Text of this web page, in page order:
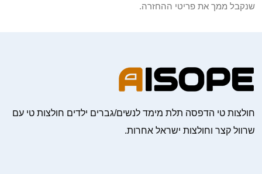
שנקבל ממך את פריטי ההחזרה.
חולצות טי הדפסה תלת מימד לנשים/גברים ילדים חולצות טי עם
שרוול קצר וחולצות ישראל אחרות.